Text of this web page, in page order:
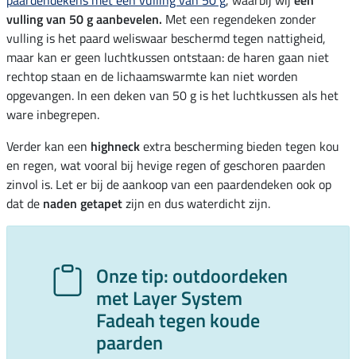
vulling van 50 g aanbevelen. Met een regendeken zonder
vulling is het paard weliswaar beschermd tegen nattigheid,
maar kan er geen luchtkussen ontstaan: de haren gaan niet
rechtop staan en de lichaamswarmte kan niet worden
opgevangen. In een deken van 50 g is het luchtkussen als het
ware inbegrepen.
Verder kan een highneckextra bescherming bieden tegen kou
en regen, wat vooral bij hevige regen of geschoren paarden
zinvol is. Let er bij de aankoop van een paardendeken ook op
dat de naden getapetzijn en dus waterdicht zijn.
Onze tip: outdoordeken
met Layer System
Fadeah tegen koude
paarden